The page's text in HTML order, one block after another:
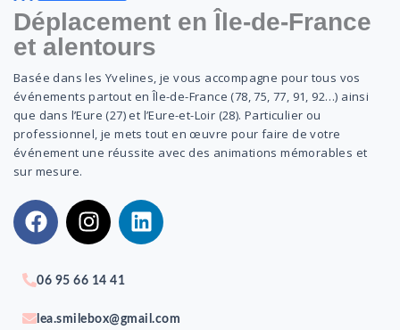
Déplacement en Île-de-France
et alentours
Basée dans les Yvelines, je vous accompagne pour tous vos
événements partout en Île-de-France (78, 75, 77, 91, 92…) ainsi
que dans l’Eure (27) et l’Eure-et-Loir (28). Particulier ou
professionnel, je mets tout en œuvre pour faire de votre
événement une réussite avec des animations mémorables et
sur mesure.
F
a
c
e
o
I
n
s
t
g
L
i
n
d
06 95 66 14 41
lea.smilebox@gmail.com